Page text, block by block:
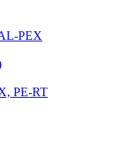
PEX
PE-RT